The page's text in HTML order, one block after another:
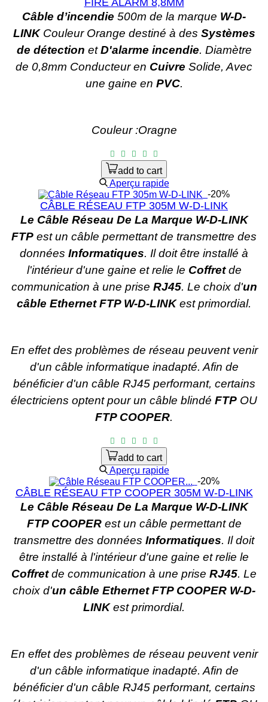
Câble d’incendie 500m de la marque W-D-
LINKCouleur Orange destiné à des Systèmes
de détection etD'alarme incendie. Diamètre
de 0,8mm Conducteur en Cuivre Solide, Avec
une gaine en PVC.
Couleur :Oragne
add to cart
Aperçu rapide
-20%
CÂBLE RÉSEAU FTP 305M W-D-LINK
Le Câble Réseau De La Marque W-D-LINK
FTP est un câble permettant de transmettre des
données Informatiques. Il doit être installé à
l'intérieur d'une gaine et relie le Coffretde
communication à une prise RJ45. Le choix d'un
câble Ethernet FTP W-D-LINKest primordial.
En effet des problèmes de réseau peuvent venir
d'un câble informatique inadapté. Afin de
bénéficier d'un câble RJ45 performant, certains
électriciens optent pour un câble blindé FTP OU
FTP COOPER.
add to cart
Aperçu rapide
-20%
CÂBLE RÉSEAU FTP COOPER 305M W-D-LINK
Le Câble Réseau De La Marque W-D-LINK
FTP COOPERest un câble permettant de
transmettre des données Informatiques. Il doit
être installé à l'intérieur d'une gaine et relie le
Coffretde communication à une prise RJ45. Le
choix d'un câble Ethernet FTP COOPER W-D-
LINKest primordial.
En effet des problèmes de réseau peuvent venir
d'un câble informatique inadapté. Afin de
bénéficier d'un câble RJ45 performant, certains